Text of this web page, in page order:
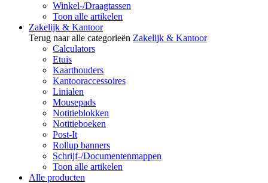
Winkel-/Draagtassen
Toon alle artikelen
Zakelijk & Kantoor
Terug naar alle categorieën Zakelijk & Kantoor
Calculators
Etuis
Kaarthouders
Kantooraccessoires
Linialen
Mousepads
Notitieblokken
Notitieboeken
Post-It
Rollup banners
Schrijf-/Documentenmappen
Toon alle artikelen
Alle producten